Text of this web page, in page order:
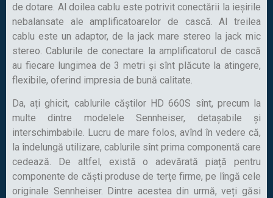
de dotare. Al doilea cablu este potrivit conectării la ieșirile
nebalansate ale amplificatoarelor de cască. Al treilea
cablu este un adaptor, de la jack mare stereo la jack mic
stereo. Cablurile de conectare la amplificatorul de cască
au fiecare lungimea de 3 metri și sînt plăcute la atingere,
flexibile, oferind impresia de bună calitate.
Da, ați ghicit, cablurile căștilor HD 660S sînt, precum la
multe dintre modelele Sennheiser, detașabile și
interschimbabile. Lucru de mare folos, avînd în vedere că,
la îndelungă utilizare, cablurile sînt prima componentă care
cedează. De altfel, există o adevărată piață pentru
componente de căști produse de terțe firme, pe lîngă cele
originale Sennheiser. Dintre acestea din urmă, veți găsi